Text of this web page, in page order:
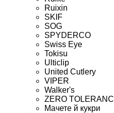
Ruixin
SKIF
SOG
SPYDERCO
Swiss Eye
Tokisu
Ulticlip
United Cutlery
VIPER
Walker's
ZERO
Мачете й кукри